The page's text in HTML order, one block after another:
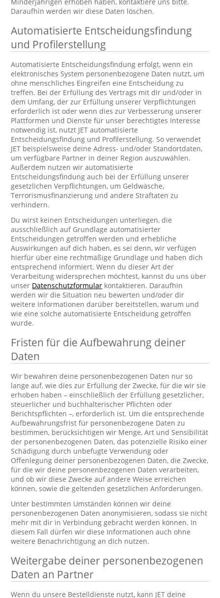
Daraufhin werden wir diese Daten löschen.
Automatisierte Entscheidungsfindung
und Profilerstellung
Automatisierte Entscheidungsfindung erfolgt, wenn ein
elektronisches System personenbezogene Daten nutzt, um
ohne menschliches Eingreifen eine Entscheidung zu
treffen. Bei der Erfüllung des Vertrags mit dir und/oder in
dem Umfang, der zur Erfüllung unserer Verpflichtungen
erforderlich ist oder wenn dies zur Verbesserung unserer
Plattformen und Dienste für unser berechtigtes Interesse
notwendig ist, nutzt JET automatisierte
Entscheidungsfindung und Profilerstellung. So verwendet
JET beispielsweise deine Adress- und/oder Standortdaten,
um verfügbare Partner in deiner Region auszuwählen.
Außerdem nutzen wir automatisierte
Entscheidungsfindung auch bei der Erfüllung unserer
gesetzlichen Verpflichtungen, um Geldwäsche,
Terrorismusfinanzierung und andere Straftaten zu
verhindern.
Du wirst keinen Entscheidungen unterliegen, die
ausschließlich auf Grundlage automatisierter
Entscheidungen getroffen werden und erhebliche
Auswirkungen auf dich haben, es sei denn, wir verfügen
hierfür über eine rechtmäßige Grundlage und haben dich
entsprechend informiert. Wenn du dieser Art der
Verarbeitung widersprechen möchtest, kannst du uns über
unser Datenschutzformular kontaktieren. Daraufhin
werden wir die Situation neu bewerten und/oder dir
weitere Informationen darüber bereitstellen, warum und
wie eine solche automatisierte Entscheidung getroffen
wurde.
Fristen für die Aufbewahrung deiner
Daten
Wir bewahren deine personenbezogenen Daten nur so
lange auf, wie dies zur Erfüllung der Zwecke, für die wir sie
erhoben haben – einschließlich der Erfüllung gesetzlicher,
steuerlicher und buchhalterischer Pflichten oder
Berichtspflichten –, erforderlich ist. Um die entsprechende
Aufbewahrungsfrist für personenbezogene Daten zu
bestimmen, berücksichtigen wir Menge, Art und Sensibilität
der personenbezogenen Daten, das potenzielle Risiko einer
Schädigung durch unbefugte Verwendung oder
Offenlegung deiner personenbezogenen Daten, die Zwecke,
für die wir deine personenbezogenen Daten verarbeiten,
und ob wir diese Zwecke auf andere Weise erreichen
können, sowie die geltenden gesetzlichen Anforderungen.
Unter bestimmten Umständen können wir deine
personenbezogenen Daten anonymisieren, sodass sie nicht
mehr mit dir in Verbindung gebracht werden können. In
diesem Fall dürfen wir diese Informationen auch ohne
weitere Benachrichtigung an dich nutzen.
Weitergabe deiner personenbezogenen
Daten an Partner
Wenn du unsere Bestelldienste nutzt, kann JET deine